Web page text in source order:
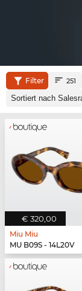
Filter 251
€ 320,00
Miu Miu
MU B09S - 14L20V